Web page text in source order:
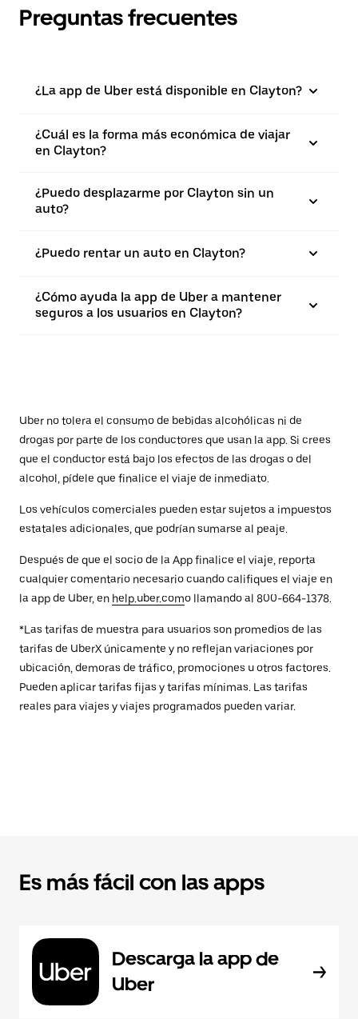
Preguntas frecuentes
¿La app de Uber está disponible en Clayton?
¿Cuál es la forma más económica de viajar
en Clayton?
¿Puedo desplazarme por Clayton sin un
auto?
¿Puedo rentar un auto en Clayton?
¿Cómo ayuda la app de Uber a mantener
seguros a los usuarios en Clayton?
Uber no tolera el consumo de bebidas alcohólicas ni de
drogas por parte de los conductores que usan la app. Si crees
que el conductor está bajo los efectos de las drogas o del
alcohol, pídele que finalice el viaje de inmediato.
Los vehículos comerciales pueden estar sujetos a impuestos
estatales adicionales, que podrían sumarse al peaje.
Después de que el socio de la App finalice el viaje, reporta
cualquier comentario necesario cuando califiques el viaje en
la app de Uber, en help.uber.como llamando al 800-664-1378.
*Las tarifas de muestra para usuarios son promedios de las
tarifas de UberX únicamente y no reflejan variaciones por
ubicación, demoras de tráfico, promociones u otros factores.
Pueden aplicar tarifas fijas y tarifas mínimas. Las tarifas
reales para viajes y viajes programados pueden variar.
Es más fácil con las apps
Descarga la app de
Uber